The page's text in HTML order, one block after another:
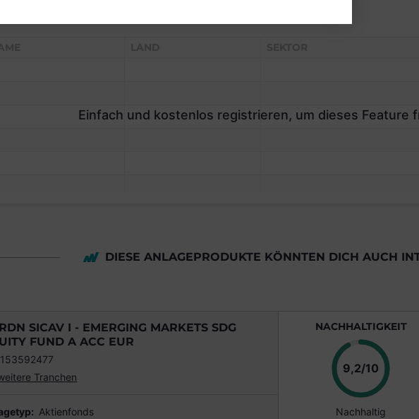
Einfach und kostenlos registrieren, um dieses Feature
DIESE ANLAGEPRODUKTE KÖNNTEN DICH AUCH
SICAV I - EMERGING MARKETS SDG
FUND A ACC EUR
Tranchen
Aktienfonds
NACHHALTIGKEIT
9,2/10 Punkte
Nachhaltig